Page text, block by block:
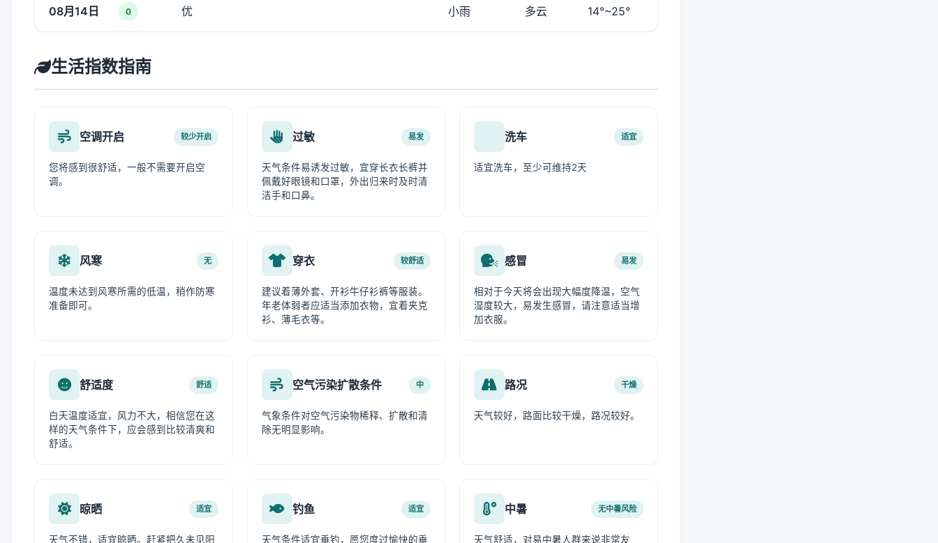
08月14日 0 优 小雨 多云 14°~25°
生活指数指南
空调开启 较少开启
您将感到很舒适，一般不需要开启空
调。
过敏 易发
天气条件易诱发过敏，宜穿长衣长裤并
佩戴好眼镜和口罩，外出归来时及时清
洁手和口鼻。
洗车 适宜
适宜洗车，至少可维持2天
风寒 无
温度未达到风寒所需的低温，稍作防寒
准备即可。
穿衣 较舒适
建议着薄外套、开衫牛仔衫裤等服装。
年老体弱者应适当添加衣物，宜着夹克
衫、薄毛衣等。
感冒 易发
相对于今天将会出现大幅度降温，空气
湿度较大，易发生感冒，请注意适当增
加衣服。
舒适度 舒适
白天温度适宜，风力不大，相信您在这
样的天气条件下，应会感到比较清爽和
舒适。
空气污染扩散条件 中
气象条件对空气污染物稀释、扩散和清
除无明显影响。
路况 干燥
天气较好，路面比较干燥，路况较好。
晾晒 适宜
天气不错，适宜晾晒。赶紧把久未见阳
钓鱼 适宜
天气条件适宜垂钓，愿您度过愉快的垂
中暑 无中暑风险
天气舒适，对易中暑人群来说非常友